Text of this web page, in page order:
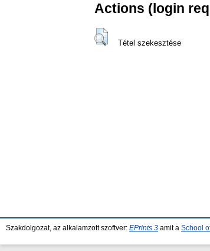
Actions (login
Tétel szekesztése
Szakdolgozat, az alkalamzott szoftver: EPrints 3 amit a School